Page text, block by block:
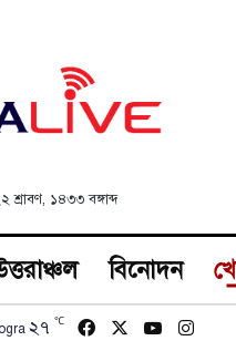
শ্রাবণ, ১৪৩৩ বঙ্গাব্দ
বিনোদন
২৭ ℃ FacebookYouTube